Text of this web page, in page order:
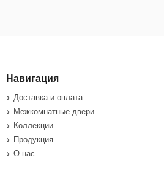
Навигация
Доставка и оплата
Межкомнатные двери
Коллекции
Продукция
О нас